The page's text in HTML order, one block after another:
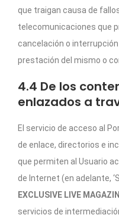
que traigan causa de
telecomunicaciones que
cancelación o
prestación del mismo o
4.4 De los
enlazados a
El servicio de acceso al
de enlace, directorios e
que permiten al Usuario
de Internet (en adelante,
EXCLUSIVE LIVE
servicios de